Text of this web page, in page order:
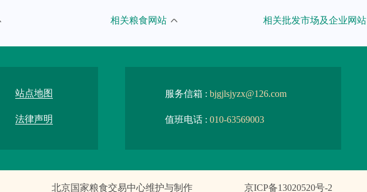
相关粮食网站
安徽省粮食和物资储备局
相关批发市场及企业网站
宁夏粮油批发交易市场
站点地图
法律声明
服务信箱 : bjgjlsjyzx@126.com
值班电话 : 010-63569003
北京国家粮食交易中心维护与制作 京ICP备13020520号-2